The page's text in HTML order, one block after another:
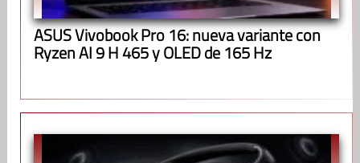
ASUS Vivobook Pro 16: nueva variante con
Ryzen AI 9 H 465 y OLED de 165 Hz